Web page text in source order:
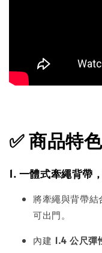
✅商品特
1. 一體式牽繩背帶
將牽繩與背帶結
可出門。
內建 1.4 公尺彈